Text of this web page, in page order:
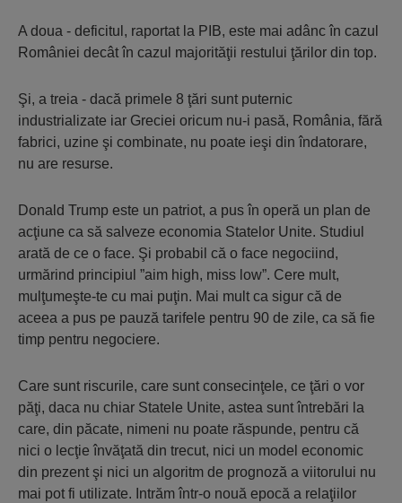
A doua - deficitul, raportat la PIB, este mai adânc în cazul
României decât în cazul majorităţii restului ţărilor din top.
Şi, a treia - dacă primele 8 ţări sunt puternic
industrializate iar Greciei oricum nu-i pasă, România, fără
fabrici, uzine şi combinate, nu poate ieşi din îndatorare,
nu are resurse.
Donald Trump este un patriot, a pus în operă un plan de
acţiune ca să salveze economia Statelor Unite. Studiul
arată de ce o face. Şi probabil că o face negociind,
urmărind principiul ”aim high, miss low”. Cere mult,
mulţumeşte-te cu mai puţin. Mai mult ca sigur că de
aceea a pus pe pauză tarifele pentru 90 de zile, ca să fie
timp pentru negociere.
Care sunt riscurile, care sunt consecinţele, ce ţări o vor
păţi, daca nu chiar Statele Unite, astea sunt întrebări la
care, din păcate, nimeni nu poate răspunde, pentru că
nici o lecţie învăţată din trecut, nici un model economic
din prezent şi nici un algoritm de prognoză a viitorului nu
mai pot fi utilizate. Intrăm într-o nouă epocă a relaţiilor